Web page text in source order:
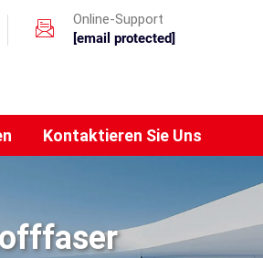
Online-Support
[email protected]
Kontaktieren Sie Uns